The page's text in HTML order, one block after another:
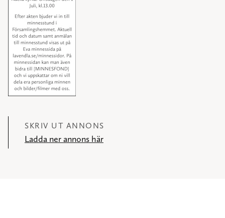
SKRIV UT ANNONS
Ladda ner annons här